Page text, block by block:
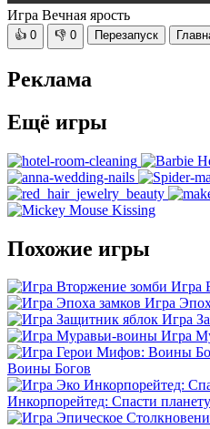
Игра Вечная ярость
👍 0 👎 0 Перезапуск
Реклама
Ещё игры
Похожие игры
Игра
Игра
Игра
Игра
Воины Богов
Инкорпорейтед: Спасти